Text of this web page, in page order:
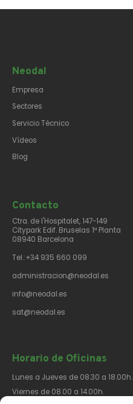
Neodal
Empresa
Sectores
Servicio Técnico
Vídeos
Blog
Contacto​
Ctra. de l'Hospitalet, 147-149
Citypark Edif. Bruselas 1ª Planta
08940 Barcelona
Tel.:+34 935 660 099
administracion@neodal.es
info@neodal.es
sat@neodal.es
Horario de Oficinas
Lunes a Jueves de 08.30 a 18.00h.
Viernes de 08.00 a 14.00h.